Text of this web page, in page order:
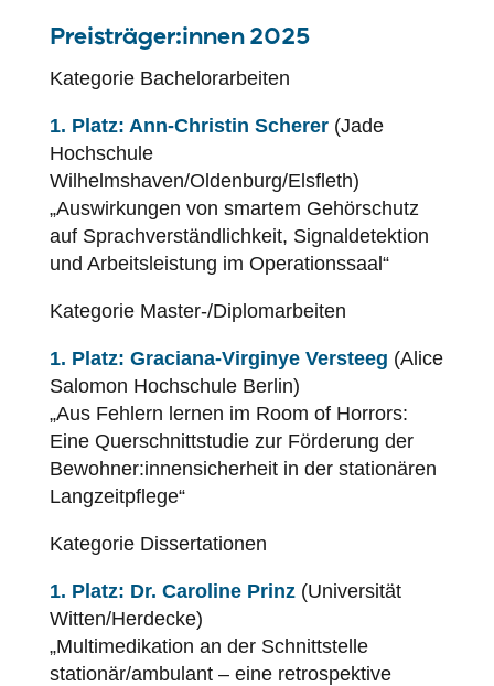
Preisträger:innen 2025
Kategorie Bachelorarbeiten
1. Platz: Ann-Christin Scherer(Jade
Hochschule
Wilhelmshaven/Oldenburg/Elsfleth)
„Auswirkungen von smartem Gehörschutz
auf Sprachverständlichkeit, Signaldetektion
und Arbeitsleistung im Operationssaal“
Kategorie Master-/Diplomarbeiten
1. Platz: Graciana-Virginye Versteeg (Alice
Salomon Hochschule Berlin)
„Aus Fehlern lernen im Room of Horrors:
Eine Querschnittstudie zur Förderung der
Bewohner:innensicherheit in der stationären
Langzeitpflege“
Kategorie Dissertationen
1. Platz: Dr. Caroline Prinz(Universität
Witten/Herdecke)
„Multimedikation an der Schnittstelle
stationär/ambulant – eine retrospektive